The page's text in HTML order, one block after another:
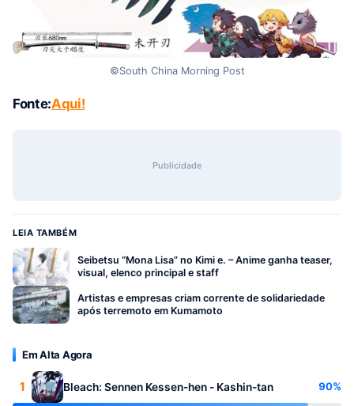
©South China Morning Post
Fonte:Aqui!
Publicidade
LEIA TAMBÉM
Seibetsu “Mona Lisa” no Kimi e. – Anime ganha teaser,
visual, elenco principal e staff
Artistas e empresas criam corrente de solidariedade
após terremoto em Kumamoto
Em Alta Agora
1 Bleach: Sennen Kessen-hen - Kashin-tan 90%